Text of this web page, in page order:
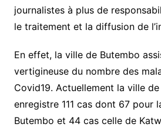
journalistes à plus de
le traitement et la diffusion de
En effet, la ville de Butembo
vertigineuse du nombre des
Covid19. Actuellement la ville
enregistre 111 cas dont 67 pour
Butembo et 44 cas celle de